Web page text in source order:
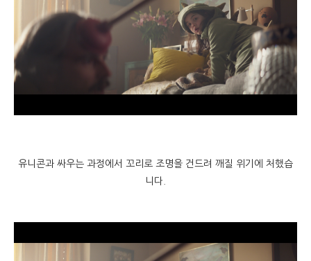
유니콘과 싸우는 과정에서 꼬리로 조명을 건드려 깨질 위기에 처했습
니다.